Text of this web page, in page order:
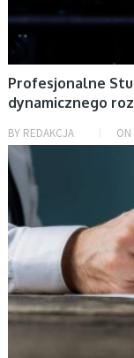
Profesjonalne
dynamicznego
BY REDAKCJA ON